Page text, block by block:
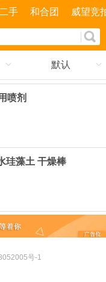
手 和合团 威望竞
默认
喷剂
珪藻土 干燥棒
号-1